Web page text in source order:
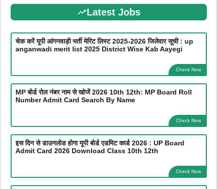
Latest Jobs
चेक करें यूपी आंगनवाड़ी भर्ती मेरिट लिस्ट 2025-2026 जिलेवार सूची : up
anganwadi merit list 2025 District Wise Kab Aayegi
Check Now
MP बोर्ड रोल नंबर नाम से खोजें 2026 10th 12th: MP Board Roll
Number Admit Card Search By Name
Check Now
इस दिन से डाउनलोड होगा यूपी बोर्ड एडमिट कार्ड 2026 : UP Board
Admit Card 2026 Download Class 10th 12th
Check Now